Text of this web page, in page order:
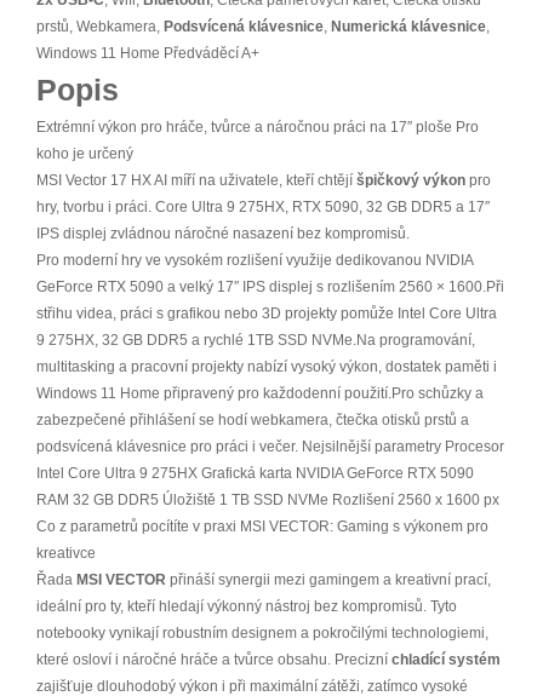
prstů, Webkamera, Podsvícená klávesnice, Numerická klávesnice,
Windows 11 Home Předváděcí A+
Popis
Extrémní výkon pro hráče, tvůrce a náročnou práci na 17″ ploše Pro
koho je určený
MSI Vector 17 HX AI míří na uživatele, kteří chtějí špičkový výkon pro
hry, tvorbu i práci. Core Ultra 9 275HX, RTX 5090, 32 GB DDR5 a 17″
IPS displej zvládnou náročné nasazení bez kompromisů.
Pro moderní hry ve vysokém rozlišení využije dedikovanou NVIDIA
GeForce RTX 5090 a velký 17″ IPS displej s rozlišením 2560 × 1600.Při
střihu videa, práci s grafikou nebo 3D projekty pomůže Intel Core Ultra
9 275HX, 32 GB DDR5 a rychlé 1TB SSD NVMe.Na programování,
multitasking a pracovní projekty nabízí vysoký výkon, dostatek paměti i
Windows 11 Home připravený pro každodenní použití.Pro schůzky a
zabezpečené přihlášení se hodí webkamera, čtečka otisků prstů a
podsvícená klávesnice pro práci i večer. Nejsilnější parametry Procesor
Intel Core Ultra 9 275HX Grafická karta NVIDIA GeForce RTX 5090
RAM 32 GB DDR5 Úložiště 1 TB SSD NVMe Rozlišení 2560 x 1600 px
Co z parametrů pocítíte v praxi MSI VECTOR: Gaming s výkonem pro
kreativce
Řada MSI VECTOR přináší synergii mezi gamingem a kreativní prací,
ideální pro ty, kteří hledají výkonný nástroj bez kompromisů. Tyto
notebooky vynikají robustním designem a pokročilými technologiemi,
které osloví i náročné hráče a tvůrce obsahu. Precizní chladící systém
zajišťuje dlouhodobý výkon i při maximální zátěži, zatímco vysoké